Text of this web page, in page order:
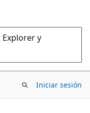
y
Iniciar sesión